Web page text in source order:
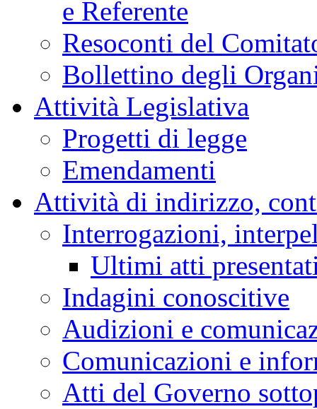
e Referente
Resoconti del
Bollettino degli
Attività Legislativa
Progetti di legge
Emendamenti
Attività di indirizzo,
Interrogazioni,
Ultimi atti
Indagini conoscitive
Audizioni e
Comunicazioni e
Atti del Governo